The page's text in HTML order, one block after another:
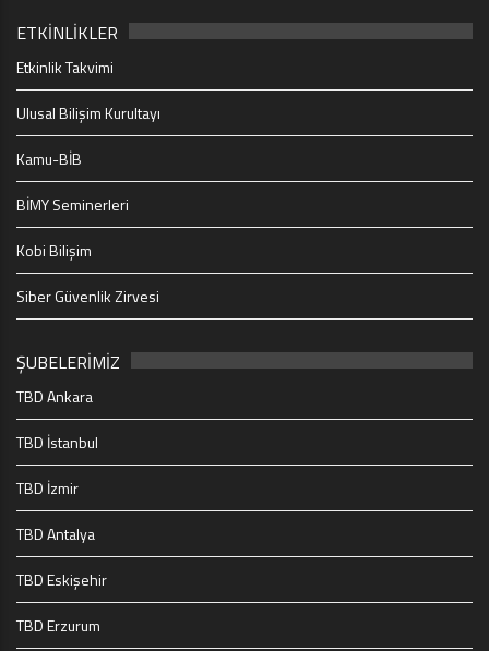
ETKİNLİKLER
Etkinlik Takvimi
Ulusal Bilişim Kurultayı
Kamu-BİB
BİMY Seminerleri
Kobi Bilişim
Siber Güvenlik Zirvesi
ŞUBELERİMİZ
TBD Ankara
TBD İstanbul
TBD İzmir
TBD Antalya
TBD Eskişehir
TBD Erzurum